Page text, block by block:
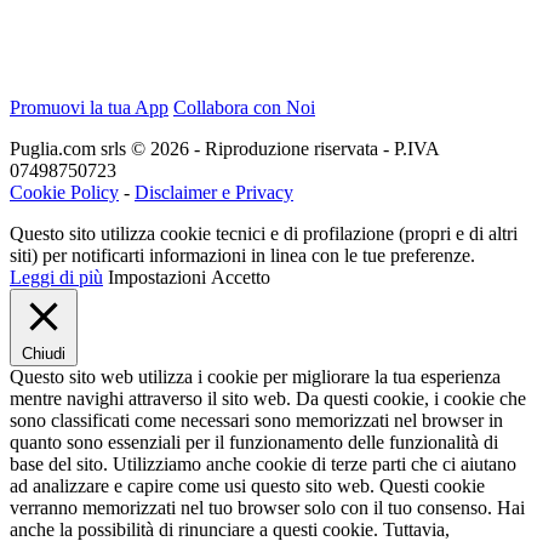
Promuovi la tua App Collabora con Noi
Puglia.com srls © 2026 - Riproduzione riservata - P.IVA
07498750723
Cookie Policy - Disclaimer e Privacy
Questo sito utilizza cookie tecnici e di profilazione (propri e di altri
siti) per notificarti informazioni in linea con le tue preferenze.
Leggi di più Impostazioni Accetto
Chiudi
Questo sito web utilizza i cookie per migliorare la tua esperienza
mentre navighi attraverso il sito web. Da questi cookie, i cookie che
sono classificati come necessari sono memorizzati nel browser in
quanto sono essenziali per il funzionamento delle funzionalità di
base del sito. Utilizziamo anche cookie di terze parti che ci aiutano
ad analizzare e capire come usi questo sito web. Questi cookie
verranno memorizzati nel tuo browser solo con il tuo consenso. Hai
anche la possibilità di rinunciare a questi cookie. Tuttavia,